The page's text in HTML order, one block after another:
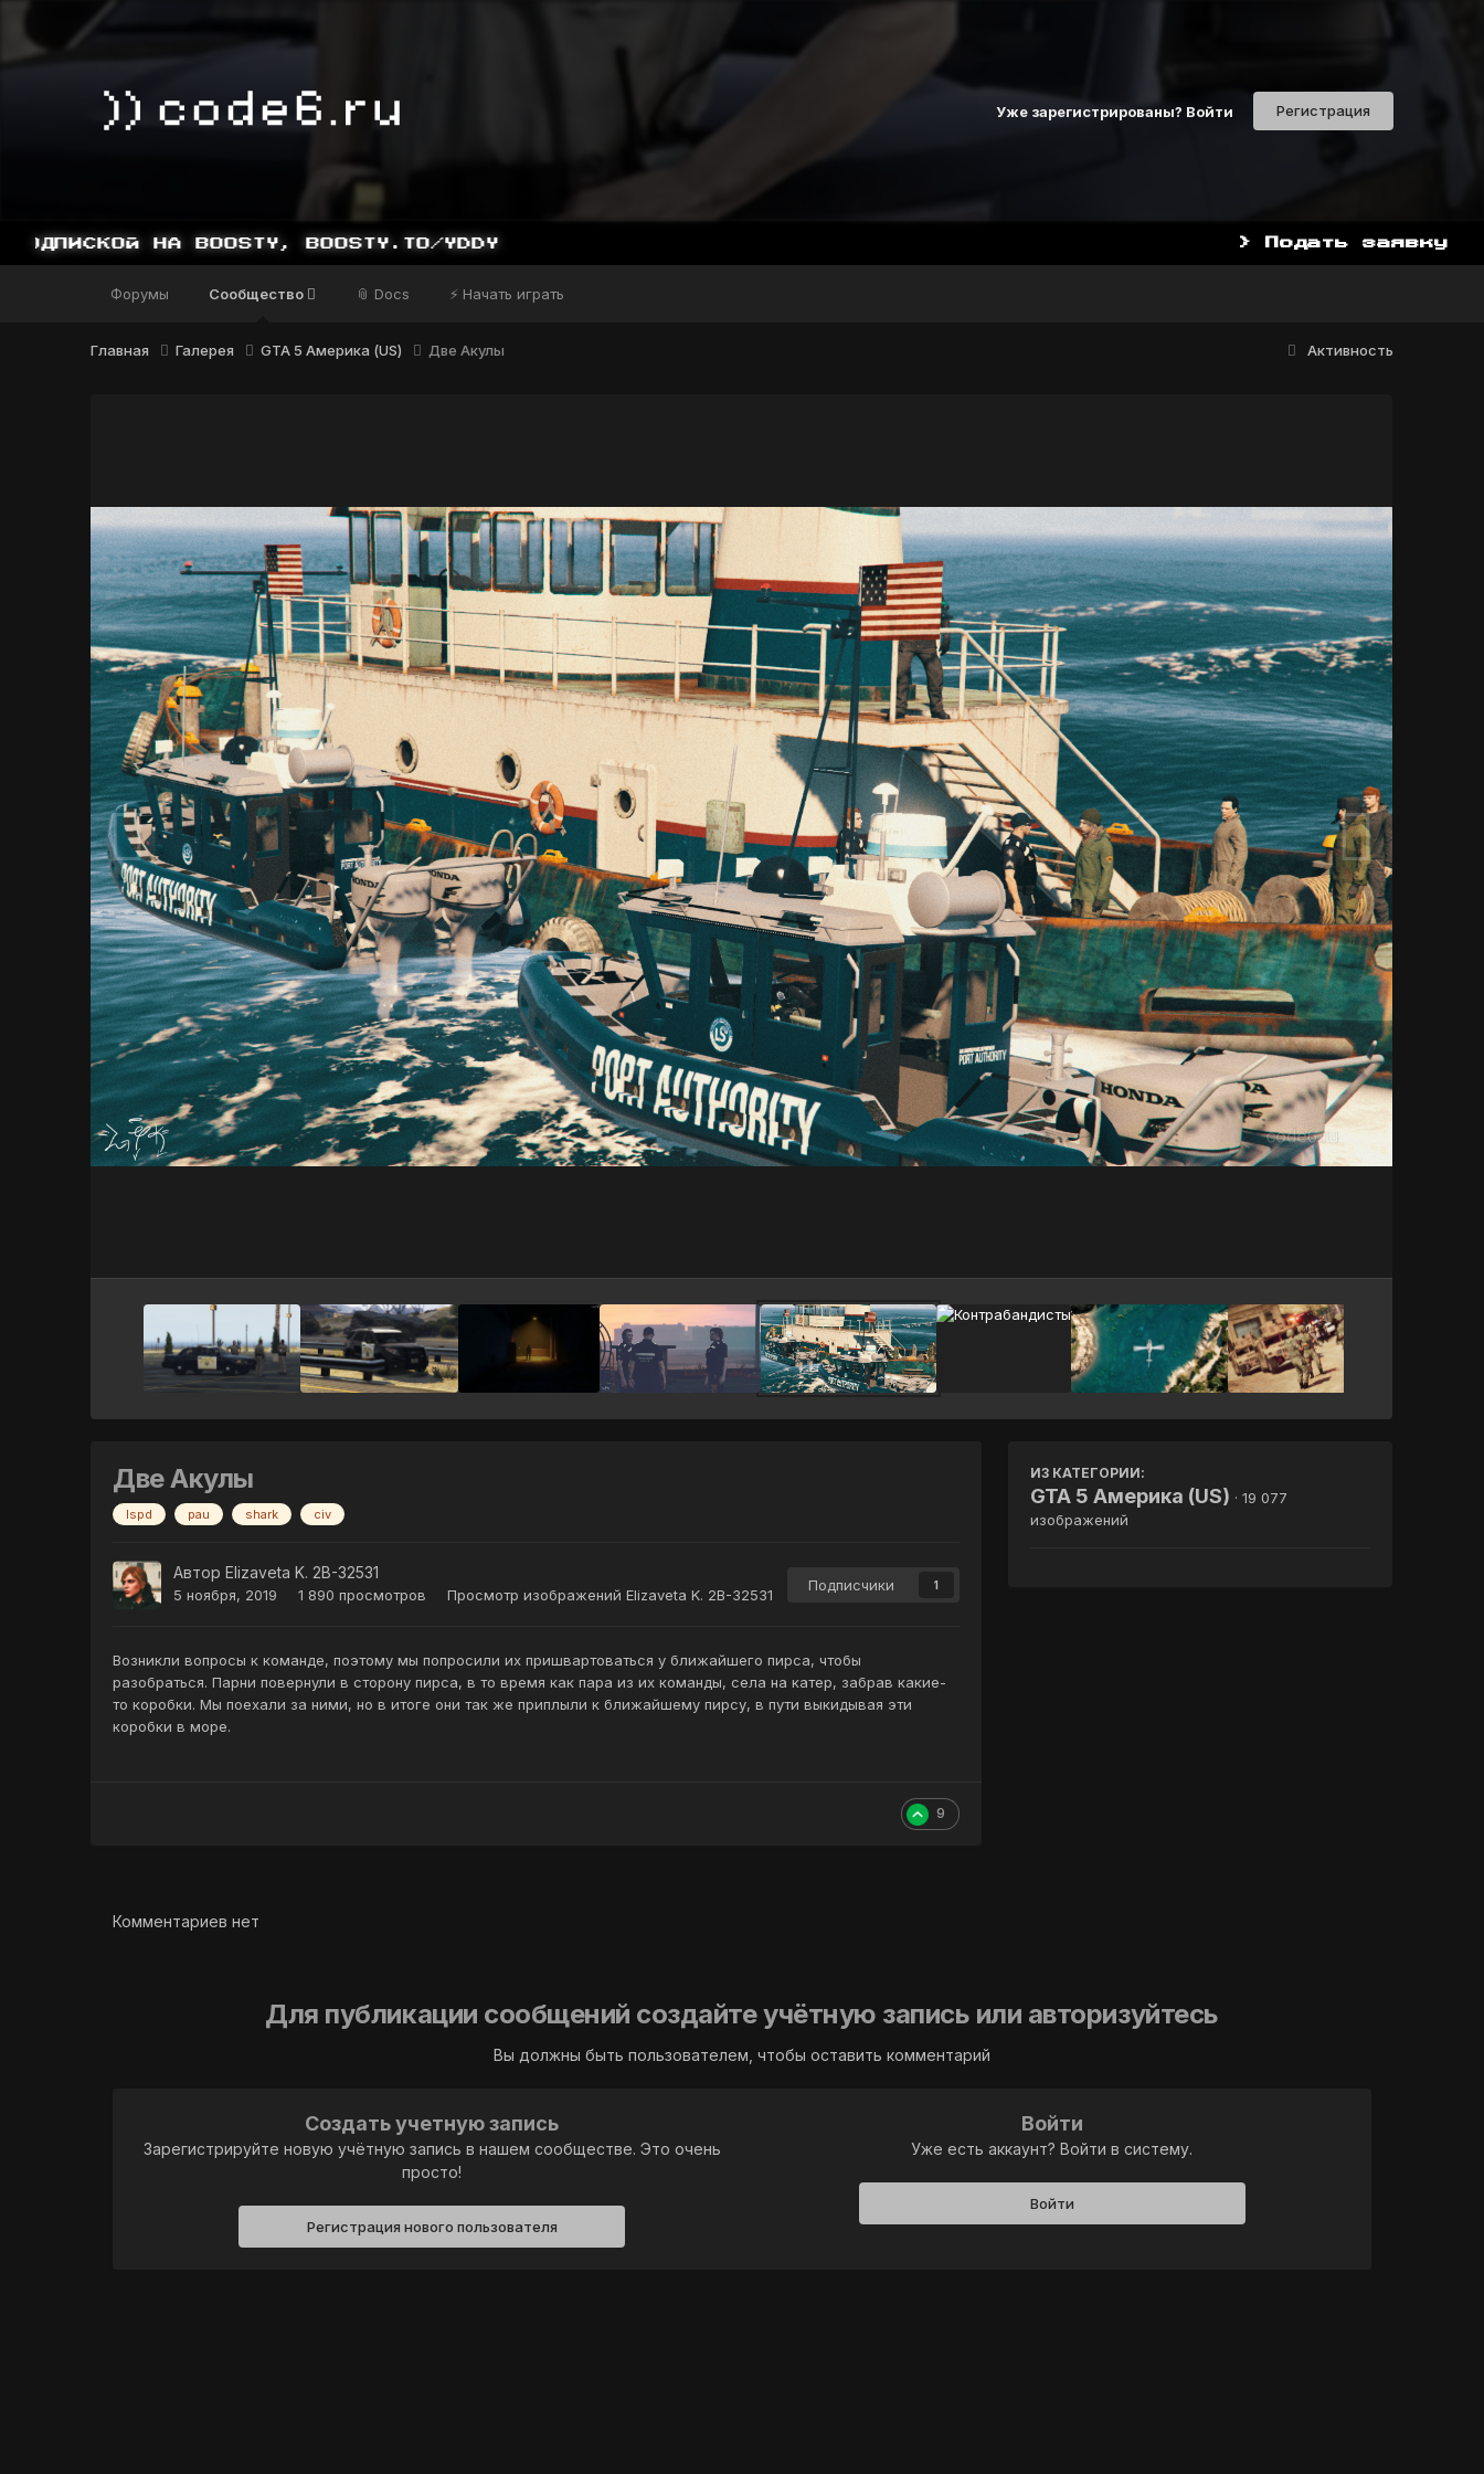
Уже зарегистрированы? Войти Регистрация
НА BOOSTY, BOOSTY.TO/YDDY > Подать заявку
Форумы Сообщество 📎 Docs ⚡ Начать играть
Активность
Главная Галерея GTA 5 Америка (US) Две Акулы
Две Акулы
lspd pau shark civ
АвторElizaveta K. 2B-32531
5 ноября, 2019 1 890 просмотров Просмотр изображений Elizaveta K. 2B-32531
Подписчики 1
Возникли вопросы к команде, поэтому мы попросили их пришвартоваться у ближайшего пирса, чтобы
разобраться. Парни повернули в сторону пирса, в то время как пара из их команды, села на катер, забрав какие-
то коробки. Мы поехали за ними, но в итоге они так же приплыли к ближайшему пирсу, в пути выкидывая эти
коробки в море.
9
ИЗ КАТЕГОРИИ:
GTA 5 Америка (US) · 19 077
изображений
Комментариев нет
Для публикации сообщений создайте учётную запись или авторизуйтесь
Вы должны быть пользователем, чтобы оставить комментарий
Создать учетную запись
Зарегистрируйте новую учётную запись в нашем сообществе. Это очень
просто!
Регистрация нового пользователя
Войти
Уже есть аккаунт? Войти в систему.
Войти